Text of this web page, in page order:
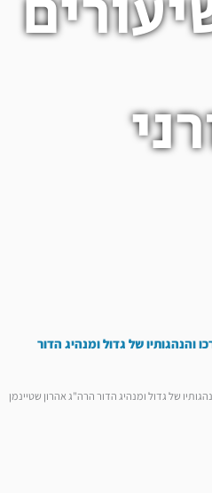
והנהגותיו של גדול ומנהיג הדור
של גדול ומנהיג הדור הרה"ג אהרון שטיינמן